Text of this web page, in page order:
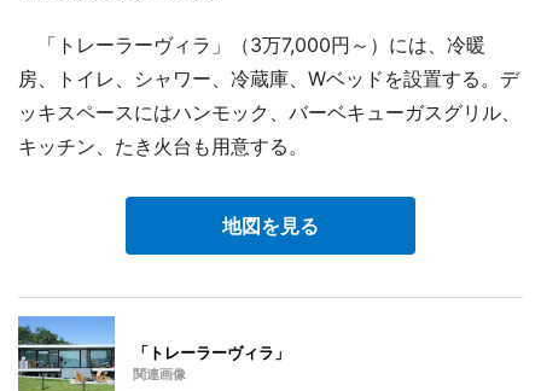
「トレーラーヴィラ」（3万7,000円～）には、冷暖
房、トイレ、シャワー、冷蔵庫、Wベッドを設置する。デ
ッキスペースにはハンモック、バーベキューガスグリル、
キッチン、たき火台も用意する。
地図を見る
「トレーラーヴィラ」
関連画像